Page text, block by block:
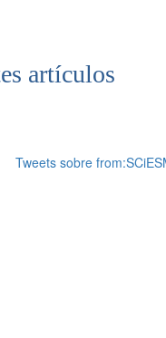
artículos
Tweets sobre